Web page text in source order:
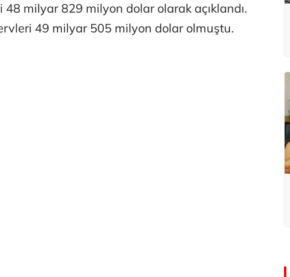
48 milyar 829 milyon dolar olarak açıklandı.
49 milyar 505 milyon dolar olmuştu.